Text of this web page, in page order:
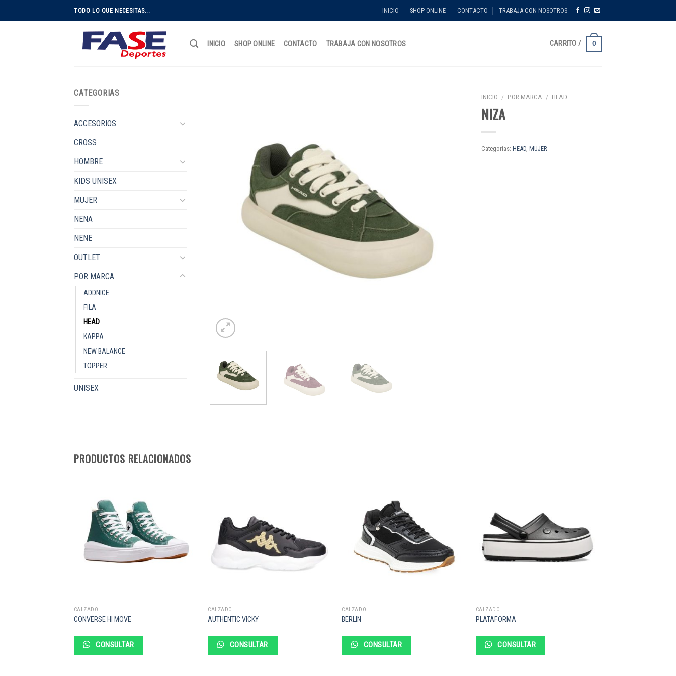
TODO LO QUE NECESITAS... INICIO SHOP ONLINE CONTACTO TRABAJA CON NOSOTROS
INICIO SHOP ONLINE CONTACTO TRABAJA CON NOSOTROS CARRITO / 0
INICIO / POR MARCA / HEAD
NIZA
Categorías: HEAD MUJER
CATEGORIAS
ACCESORIOS
CROSS
HOMBRE
KIDS UNISEX
MUJER
NENA
NENE
OUTLET
POR MARCA
ADDNICE
FILA
HEAD
KAPPA
NEW BALANCE
TOPPER
UNISEX
PRODUCTOS RELACIONADOS
CALZADO
CONVERSE HI MOVE
CONSULTAR
CALZADO
AUTHENTIC VICKY
CONSULTAR
CALZADO
BERLIN
CONSULTAR
CALZADO
PLATAFORMA
CONSULTAR